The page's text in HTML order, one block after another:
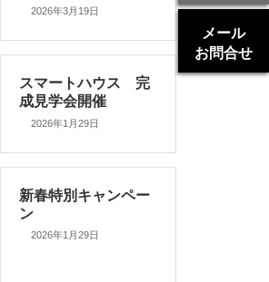
2026年3月19日
スマートハウス 完
成見学会開催
2026年1月29日
新春特別キャンペー
ン
2026年1月29日
メール
お問合せ